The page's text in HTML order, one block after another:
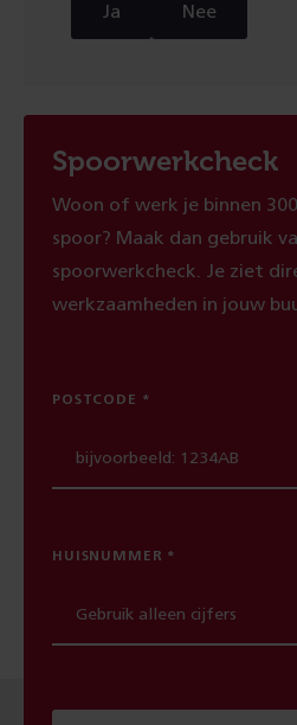
Ja Nee
Spoorwerkcheck
Woon of werk je binnen
spoor? Maak dan gebruik
spoorwerkcheck. Je ziet
werkzaamheden in jouw
POSTCODE
HUISNUMMER